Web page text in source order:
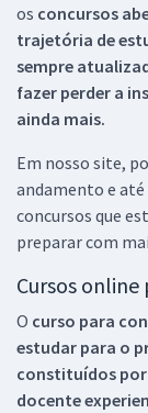
os concursos
trajetória de
sempre
fazer perder a
ainda mais.
Em nosso site,
andamento e
concursos que
preparar com
Cursos online
O curso para
estudar para o
constituídos
docente